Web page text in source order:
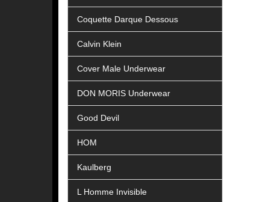
Coquette Darque Dessous
Calvin Klein
Cover Male Underwear
DON MORIS Underwear
Good Devil
HOM
Kaulberg
L Homme Invisible